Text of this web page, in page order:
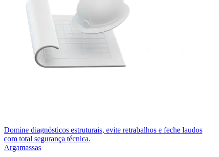
Domine diagnósticos estruturais, evite retrabalhos e feche laudos
com total segurança técnica.
Argamassas